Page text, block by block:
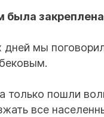
дней мы
только пошли
все